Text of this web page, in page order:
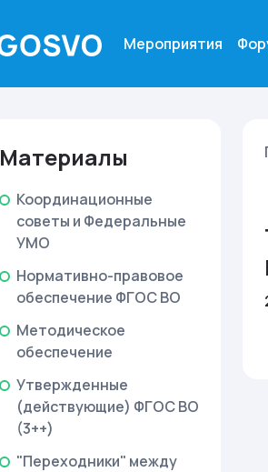
Мероприятия
Материалы
Координационные
советы и Федеральные
УМО
Нормативно-правовое
обеспечение ФГОС ВО
Методическое
обеспечение
Утвержденные
(действующие) ФГОС ВО
(3++)
"Переходники" между